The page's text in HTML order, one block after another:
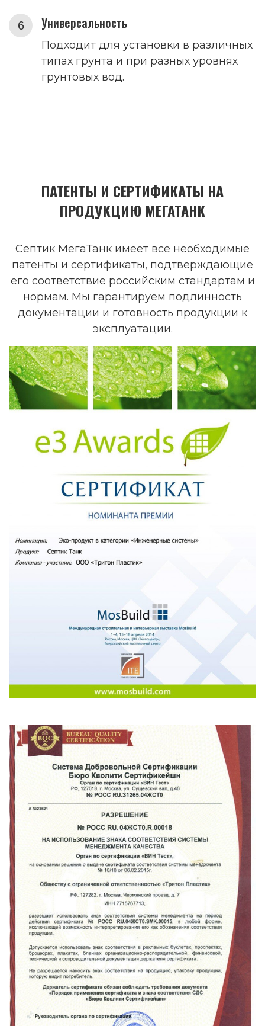
Универсальность
Подходит для установки в различных
типах грунта и при разных уровнях
грунтовых вод.
ПАТЕНТЫ И СЕРТИФИКАТЫ НА
ПРОДУКЦИЮ МЕГАТАНК
Септик МегаТанк имеет все необходимые
патенты и сертификаты, подтверждающие
его соответствие российским стандартам и
нормам. Мы гарантируем подлинность
документации и готовность продукции к
эксплуатации.